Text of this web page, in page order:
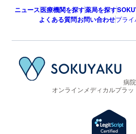
ニュース医療機関を探す薬局を探す
よくある質問お問い合わせプラ
病
オンラインメディカルプラッ